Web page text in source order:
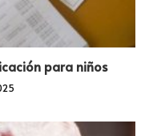
para niños